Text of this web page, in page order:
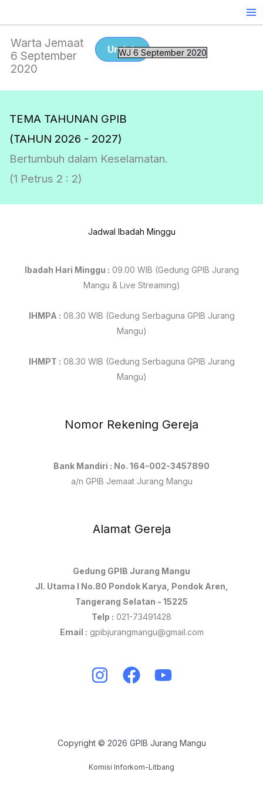
contentWarta Jemaat
6 September
2020
Unduh
WJ 6 September 2020
TEMA TAHUNAN GPIB
(TAHUN 2026 - 2027)
Bertumbuh dalam Keselamatan.
(1 Petrus 2 : 2)
Jadwal Ibadah Minggu
Ibadah Hari Minggu : 09.00 WIB (Gedung GPIB Jurang
Mangu & Live Streaming)
IHMPA : 08.30 WIB (Gedung Serbaguna GPIB Jurang
Mangu)
IHMPT : 08.30 WIB (Gedung Serbaguna GPIB Jurang
Mangu)
Nomor Rekening Gereja
Bank Mandiri : No. 164-002-3457890
a/n GPIB Jemaat Jurang Mangu
Alamat Gereja
Gedung GPIB Jurang Mangu
Jl. Utama I No.80 Pondok Karya, Pondok Aren,
Tangerang Selatan - 15225
Telp : 021-73491428
Email : gpibjurangmangu@gmail.com
Copyright © 2026 GPIB Jurang Mangu
Komisi Inforkom-Litbang